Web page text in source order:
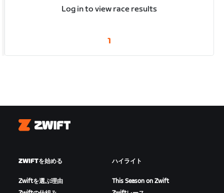
Log in to view race results
1
Zwift
ZWIFTを始める
Zwiftを選ぶ理由
ハイライト
This Season on Zwift